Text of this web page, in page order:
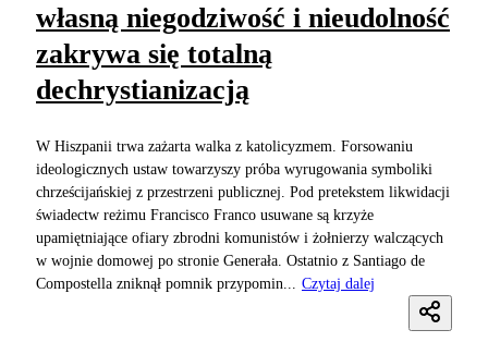
własną niegodziwość i nieudolność
zakrywa się totalną
dechrystianizacją
W Hiszpanii trwa zażarta walka z katolicyzmem. Forsowaniu
ideologicznych ustaw towarzyszy próba wyrugowania symboliki
chrześcijańskiej z przestrzeni publicznej. Pod pretekstem likwidacji
świadectw reżimu Francisco Franco usuwane są krzyże
upamiętniające ofiary zbrodni komunistów i żołnierzy walczących
w wojnie domowej po stronie Generała. Ostatnio z Santiago de
Compostella zniknął pomnik przypomin... Czytaj dalej